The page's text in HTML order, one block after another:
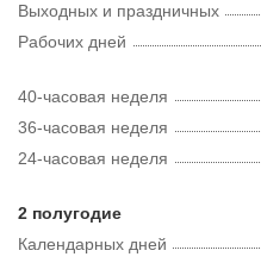
Рабочих дней
Выходных и праздничных
40-часовая неделя
36-часовая неделя
24-часовая неделя
2 полугодие
Календарных дней